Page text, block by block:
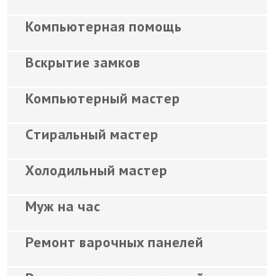
Компьютерная помощь
Вскрытие замков
Компьютерный мастер
Cтиральный мастер
Холодильный мастер
Муж на час
Ремонт варочных панелей